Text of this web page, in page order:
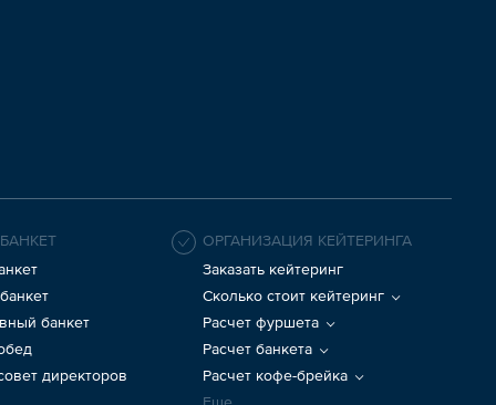
банкет
директоров
ОРГАНИЗАЦИЯ КЕЙТЕРИНГА
Заказать кейтеринг
Сколько стоит кейтеринг
Расчет фуршета
Расчет банкета
Расчет кофе-брейка
Еще...